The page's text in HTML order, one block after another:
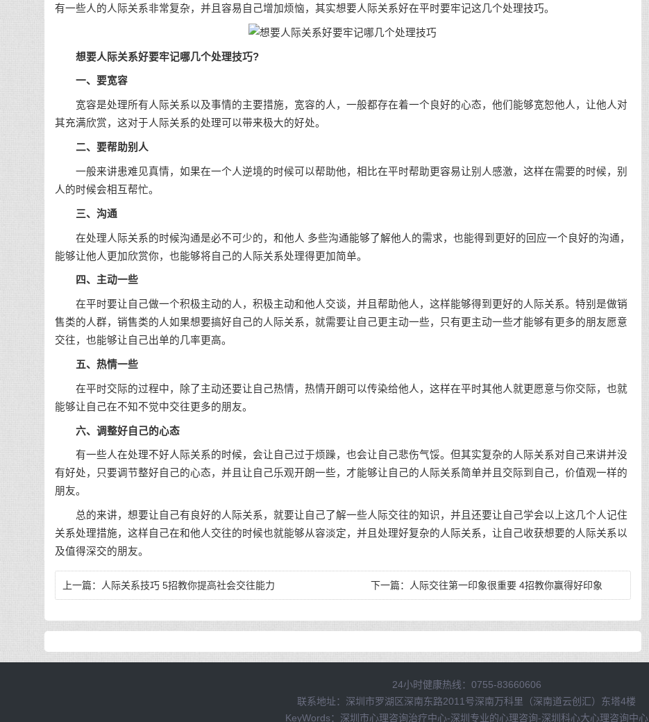
有一些人的人际关系非常复杂，并且容易自己增加烦恼，其实想要人际关系好在平时要牢记这几个处理技巧。
想要人际关系好要牢记哪几个处理技巧?
一、要宽容
宽容是处理所有人际关系以及事情的主要措施，宽容的人，一般都存在着一个良好的心态，他们能够宽恕他人，让他人对
其充满欣赏，这对于人际关系的处理可以带来极大的好处。
二、要帮助别人
一般来讲患难见真情，如果在一个人逆境的时候可以帮助他，相比在平时帮助更容易让别人感激，这样在需要的时候，别
人的时候会相互帮忙。
三、沟通
在处理人际关系的时候沟通是必不可少的，和他人 多些沟通能够了解他人的需求，也能得到更好的回应一个良好的沟通，
能够让他人更加欣赏你，也能够将自己的人际关系处理得更加简单。
四、主动一些
在平时要让自己做一个积极主动的人，积极主动和他人交谈，并且帮助他人，这样能够得到更好的人际关系。特别是做销
售类的人群，销售类的人如果想要搞好自己的人际关系，就需要让自己更主动一些，只有更主动一些才能够有更多的朋友愿意
交往，也能够让自己出单的几率更高。
五、热情一些
在平时交际的过程中，除了主动还要让自己热情，热情开朗可以传染给他人，这样在平时其他人就更愿意与你交际，也就
能够让自己在不知不觉中交往更多的朋友。
六、调整好自己的心态
有一些人在处理不好人际关系的时候，会让自己过于烦躁，也会让自己悲伤气馁。但其实复杂的人际关系对自己来讲并没
有好处，只要调节整好自己的心态，并且让自己乐观开朗一些，才能够让自己的人际关系简单并且交际到自己，价值观一样的
朋友。
总的来讲，想要让自己有良好的人际关系，就要让自己了解一些人际交往的知识，并且还要让自己学会以上这几个人记住
关系处理措施，这样自己在和他人交往的时候也就能够从容淡定，并且处理好复杂的人际关系，让自己收获想要的人际关系以
及值得深交的朋友。
上一篇： 人际关系技巧 5招教你提高社会交往能力 下一篇： 人际交往第一印象很重要 4招教你赢得好印象
24小时健康热线：0755-83660606
联系地址：深圳市罗湖区深南东路2011号深南万科里（深南道云创汇）东塔4楼
KeyWords：深圳市心理咨询治疗中心-深圳专业的心理咨询-深圳科心大心理咨询中心